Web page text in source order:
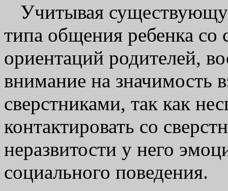
Учитывая
типа общения ребенка со
ориентаций родителей,
внимание на значимость
сверстниками, так как
контактировать со
неразвитости у него
социального поведения.